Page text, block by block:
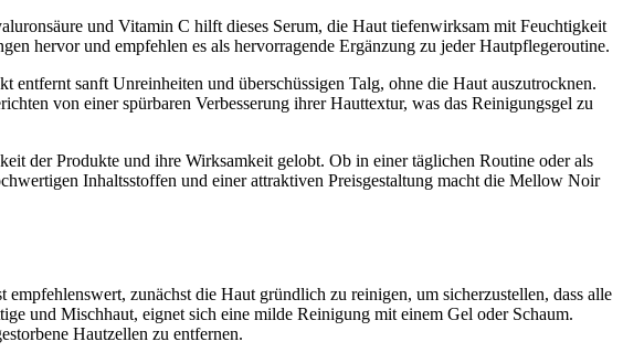
und Vitamin C hilft dieses Serum, die Haut tiefenwirksam mit Feuchtigkeit
hervor und empfehlen es als hervorragende Ergänzung zu jeder Hautpflegeroutine.
entfernt sanft Unreinheiten und überschüssigen Talg, ohne die Haut auszutrocknen.
von einer spürbaren Verbesserung ihrer Hauttextur, was das Reinigungsgel zu
der Produkte und ihre Wirksamkeit gelobt. Ob in einer täglichen Routine oder als
Inhaltsstoffen und einer attraktiven Preisgestaltung macht die Mellow Noir
zunächst die Haut gründlich zu reinigen, um sicherzustellen, dass alle
und Mischhaut, eignet sich eine milde Reinigung mit einem Gel oder Schaum.
Hautzellen zu entfernen.